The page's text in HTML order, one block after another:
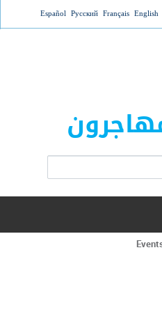
Jump to
English
Français
Русский
Español